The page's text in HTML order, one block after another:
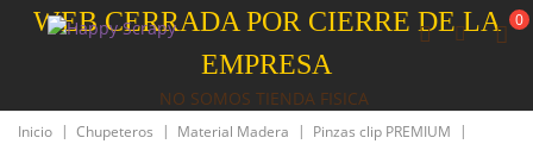
WEB CERRADA POR CIERRE DE LA
EMPRESA
NO SOMOS TIENDA FISICA
0
Inicio | Chupeteros | Material Madera | Pinzas clip PREMIUM
|